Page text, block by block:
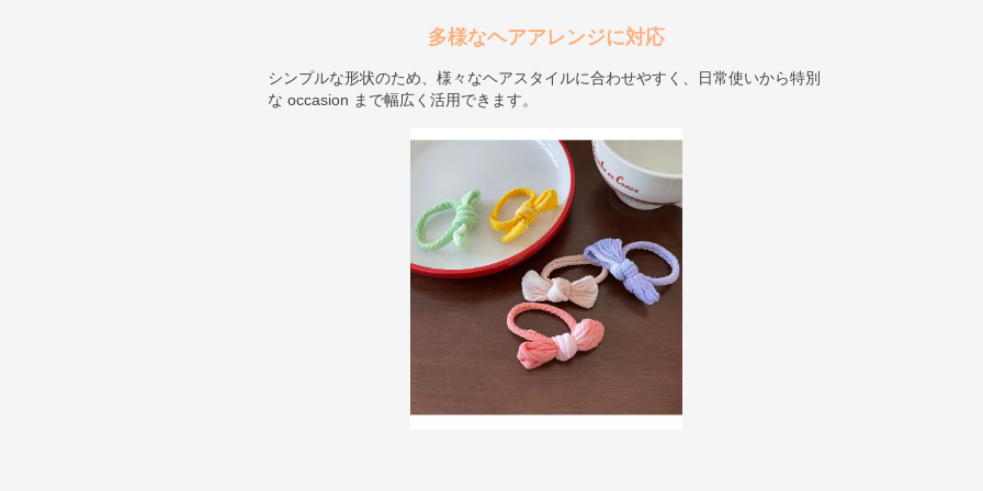
多様なヘアアレンジに対応
シンプルな形状のため、様々なヘアスタイルに合わせやすく、日常使いから特別
な occasion まで幅広く活用できます。